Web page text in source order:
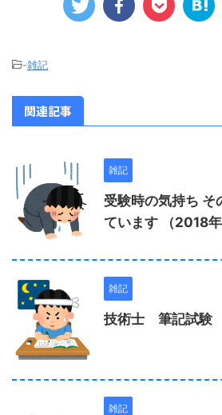
-雑記
関連記事
雑記
受験時の気持ち そ
ています （2018
雑記
技術士 筆記試験
雑記